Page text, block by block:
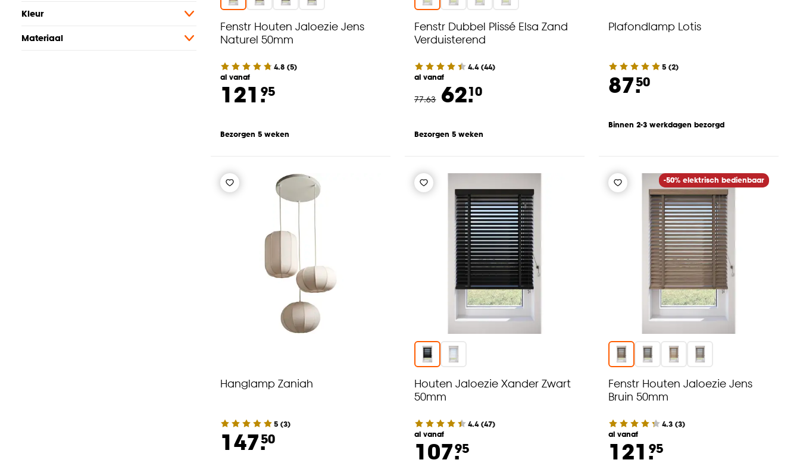
Kleur
Materiaal
Fenstr Houten Jaloezie Jens
Naturel 50mm
4.8 (5)
al vanaf
121.95
Bezorgen 5 weken
Fenstr Dubbel Plissé Elsa Zand
Verduisterend
4.4(44)
al vanaf
77.63 62.10
Bezorgen 5 weken
Plafondlamp Lotis
5 (2)
87.50
Binnen 2-3 werkdagen bezorgd
Hanglamp Zaniah
5 (3)
147.50
Houten Jaloezie Xander Zwart
50mm
4.4(47)
al vanaf
107.95
-50% elektrisch bedienbaar
Fenstr Houten Jaloezie Jens
Bruin 50mm
4.3 (3)
al vanaf
121.95